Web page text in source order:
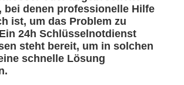
bei denen professionelle Hilfe
ist, um das Problem zu
24h Schlüsselnotdienst
steht bereit, um in solchen
schnelle Lösung